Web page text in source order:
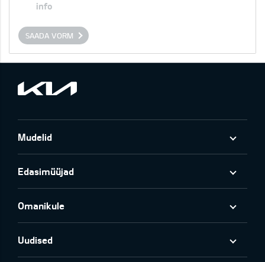
info
SAADA VORM
Mudelid
Edasimüüjad
Omanikule
Uudised